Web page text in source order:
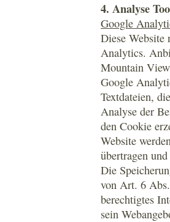
4. Analyse
Google
Diese Website
Analytics.
Mountain
Google
Textdateien,
Analyse der
den Cookie
Website
übertragen
Die
von Art. 6
berechtigtes
sein